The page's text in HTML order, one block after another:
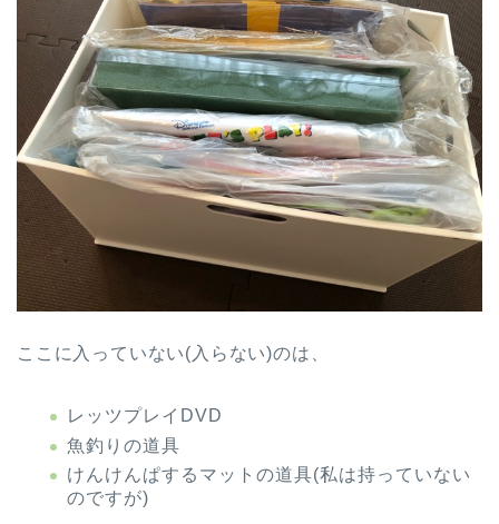
ここに入っていない(入らない)のは、
レッツプレイDVD
魚釣りの道具
けんけんぱするマットの道具(私は持っていない
のですが)